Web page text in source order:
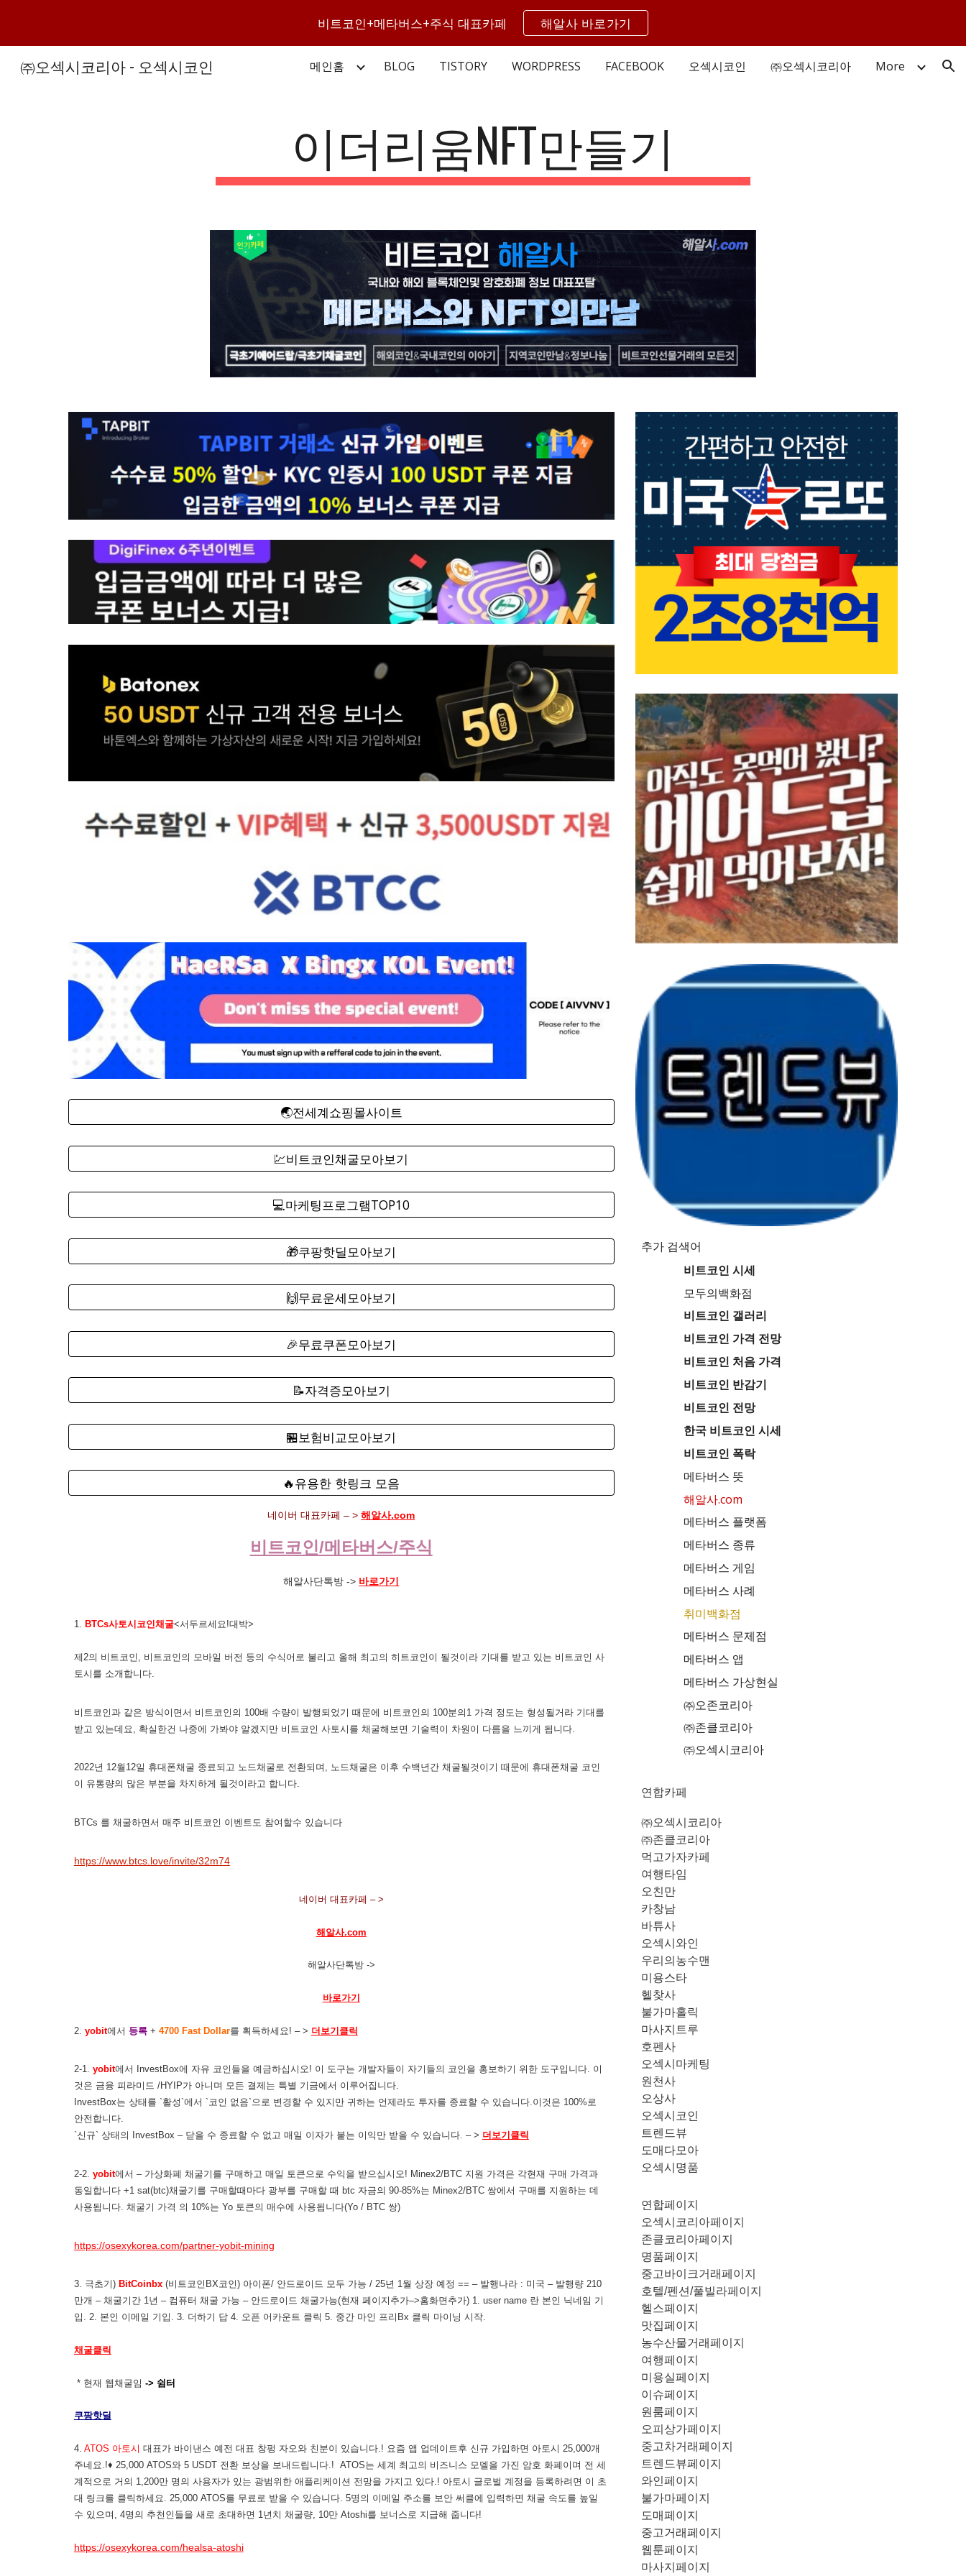
Skip to main content Skip to navigation
비트코인+메타버스+주식 대표카페 해알사 바로가기
㈜오섹시코리아 - 오섹시코인 메인홈 BLOG TISTORY WORDPRESS FACEBOOK 오섹시코인 ㈜오섹시코리아 More
이더리움NFT만들기
🌏전세계쇼핑몰사이트
💹비트코인채굴모아보기
💻마케팅프로그램TOP10
🎁쿠팡핫딜모아보기
🙌무료운세모아보기
🎉무료쿠폰모아보기
📝자격증모아보기
🏪보험비교모아보기
🔥유용한 핫링크 모음
네이버 대표카페 – >해알사.com
비트코인/메타버스/주식
해알사단톡방 -> 바로가기
1. BTCs사토시코인채굴<서두르세요!대박>
제2의 비트코인, 비트코인의 모바일 버전 등의 수식어로 불리고 올해 최고의 히트코인이 될것이라 기대를 받고 있는 비트코인 사
토시를 소개합니다.
비트코인과 같은 방식이면서 비트코인의 100배 수량이 발행되었기 때문에 비트코인의 100분의1 가격 정도는 형성될거라 기대를
받고 있는데요, 확실한건 나중에 가봐야 알겠지만 비트코인 사토시를 채굴해보면 기술력이 차원이 다름을 느끼게 됩니다.
2022년 12월12일 휴대폰채굴 종료되고 노드채굴로 전환되며, 노드채굴은 이후 수백년간 채굴될것이기 때문에 휴대폰채굴 코인
이 유통량의 많은 부분을 차지하게 될것이라고 합니다.
BTCs 를 채굴하면서 매주 비트코인 이벤트도 참여할수 있습니다
https://www.btcs.love/invite/32m74
네이버 대표카페 – >
해알사.com
해알사단톡방 ->
바로가기
2. yobit에서 등록+ 4700 Fast Dollar를 획득하세요! – > 더보기클릭
2-1. yobit에서 InvestBox에 자유 코인들을 예금하십시오! 이 도구는 개발자들이 자기들의 코인을 홍보하기 위한 도구입니다. 이
것은 금융 피라미드 /HYIP가 아니며 모든 결제는 특별 기금에서 이루어집니다.
InvestBox는 상태를 `활성`에서 `코인 없음`으로 변경할 수 있지만 귀하는 언제라도 투자를 종료할 수 있습니다.이것은 100%로
안전합니다.
`신규` 상태의 InvestBox – 닫을 수 종료할 수 없고 매일 이자가 붙는 이익만 받을 수 있습니다. – > 더보기클릭
2-2. yobit에서 – 가상화폐 채굴기를 구매하고 매일 토큰으로 수익을 받으십시오! Minex2/BTC 지원 가격은 각현재 구매 가격과
동일합니다 +1 sat(btc)채굴기를 구매할때마다 광부를 구매할 때 btc 자금의 90-85%는 Minex2/BTC 쌍에서 구매를 지원하는 데
사용됩니다. 채굴기 가격 의 10%는 Yo 토큰의 매수에 사용됩니다(Yo / BTC 쌍)
https://osexykorea.com/partner-yobit-mining
3. 극초기) BitCoinbx(비트코인BX코인) 아이폰/ 안드로이드 모두 가능 / 25년 1월 상장 예정 == – 발행나라 : 미국 – 발행량 210
만개 – 채굴기간 1년 – 컴퓨터 채굴 가능 – 안드로이드 채굴가능(현재 페이지추가–>홈화면추가) 1. user name 란 본인 닉네임 기
입. 2. 본인 이메일 기입. 3. 더하기 답 4. 오픈 어카운트 클릭 5. 중간 마인 프리Bx 클릭 마이닝 시작.
채굴클릭
* 현재 웹채굴임 -> 쉼터
쿠팡핫딜
4. ATOS 아토시 대표가 바이낸스 예전 대표 창펑 자오와 친분이 있습니다.! 요즘 앱 업데이트후 신규 가입하면 아토시 25,000개
주네요.!♦ 25,000 ATOS와 5 USDT 전환 보상을 보내드립니다.! ATOS는 세계 최고의 비즈니스 모델을 가진 암호 화폐이며 전 세
계적으로 거의 1,200만 명의 사용자가 있는 광범위한 애플리케이션 전망을 가지고 있다.! 아토시 글로벌 계정을 등록하려면 이 초
대 링크를 클릭하세요. 25,000 ATOS를 무료로 받을 수 있습니다. 5명의 이메일 주소를 보안 써클에 입력하면 채굴 속도를 높일
수 있으며, 4명의 추천인들을 새로 초대하면 1년치 채굴량, 10만 Atoshi를 보너스로 지급해 줍니다!
https://osexykorea.com/healsa-atoshi
추가 검색어
비트코인 시세
모두의백화점
비트코인 갤러리
비트코인 가격 전망
비트코인 처음 가격
비트코인 반감기
비트코인 전망
한국 비트코인 시세
비트코인 폭락
메타버스 뜻
해알사.com
메타버스 플랫폼
메타버스 종류
메타버스 게임
메타버스 사례
취미백화점
메타버스 문제점
메타버스 앱
메타버스 가상현실
㈜오존코리아
㈜존클코리아
㈜오섹시코리아
연합카페
㈜오섹시코리아
㈜존클코리아
먹고가자카페
여행타임
오친만
카창남
바튜사
오섹시와인
우리의농수맨
미용스타
헬찾사
불가마홀릭
마사지트루
호펜사
오섹시마케팅
원천사
오상사
오섹시코인
트렌드뷰
도매다모아
오섹시명품
연합페이지
오섹시코리아페이지
존클코리아페이지
명품페이지
중고바이크거래페이지
호텔/펜션/풀빌라페이지
헬스페이지
맛집페이지
농수산물거래페이지
여행페이지
미용실페이지
이슈페이지
원룸페이지
오피상가페이지
중고차거래페이지
트렌드뷰페이지
와인페이지
불가마페이지
도매페이지
중고거래페이지
웹툰페이지
마사지페이지